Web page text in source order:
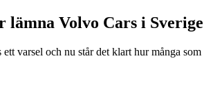
lämna Volvo Cars i Sverige
varsel och nu står det klart hur många som